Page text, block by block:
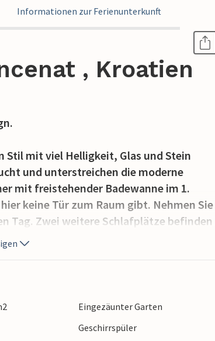
Informationen zur Ferienunterkunft
, Kroatien
Stil mit viel Helligkeit, Glas und Stein
und unterstreichen die moderne
mit freistehender Badewanne im 1.
keine Tür zum Raum gibt. Nehmen Sie
Tag. Zwei weitere Schlafplätze befinden
Sie auch die offene Küche mit
der Koch des Urlaubs die
schöne Innenhof mit Gartenmöbeln,
Eingezäunter Garten
Geschirrspüler